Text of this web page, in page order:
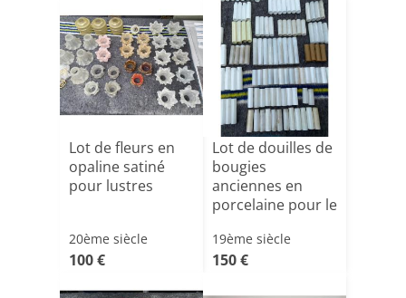
Lot de fleurs en
opaline satiné
pour lustres
20ème siècle
100 €
Lot de douilles de
bougies
anciennes en
porcelaine pour le
19ème siècle
150 €